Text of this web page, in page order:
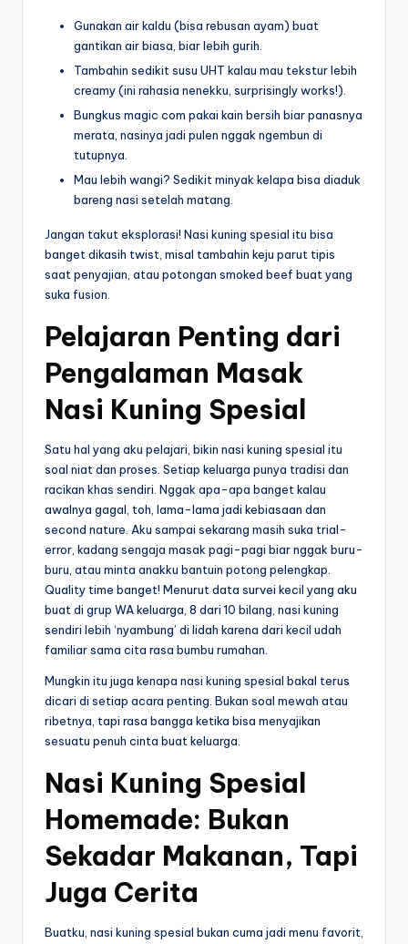
Gunakan air kaldu (bisa rebusan ayam) buat
gantikan air biasa, biar lebih gurih.
Tambahin sedikit susu UHT kalau mau tekstur lebih
creamy (ini rahasia nenekku, surprisingly works!).
Bungkus magic com pakai kain bersih biar panasnya
merata, nasinya jadi pulen nggak ngembun di
tutupnya.
Mau lebih wangi? Sedikit minyak kelapa bisa diaduk
bareng nasi setelah matang.
Jangan takut eksplorasi! Nasi kuning spesial itu bisa
banget dikasih twist, misal tambahin keju parut tipis
saat penyajian, atau potongan smoked beef buat yang
suka fusion.
Pelajaran Penting dari
Pengalaman Masak
Nasi Kuning Spesial
Satu hal yang aku pelajari, bikin nasi kuning spesial itu
soal niat dan proses. Setiap keluarga punya tradisi dan
racikan khas sendiri. Nggak apa-apa banget kalau
awalnya gagal, toh, lama-lama jadi kebiasaan dan
second nature. Aku sampai sekarang masih suka trial-
error, kadang sengaja masak pagi-pagi biar nggak buru-
buru, atau minta anakku bantuin potong pelengkap.
Quality time banget! Menurut data survei kecil yang aku
buat di grup WA keluarga, 8 dari 10 bilang, nasi kuning
sendiri lebih ‘nyambung’ di lidah karena dari kecil udah
familiar sama cita rasa bumbu rumahan.
Mungkin itu juga kenapa nasi kuning spesial bakal terus
dicari di setiap acara penting. Bukan soal mewah atau
ribetnya, tapi rasa bangga ketika bisa menyajikan
sesuatu penuh cinta buat keluarga.
Nasi Kuning Spesial
Homemade: Bukan
Sekadar Makanan, Tapi
Juga Cerita
Buatku, nasi kuning spesial bukan cuma jadi menu favorit,